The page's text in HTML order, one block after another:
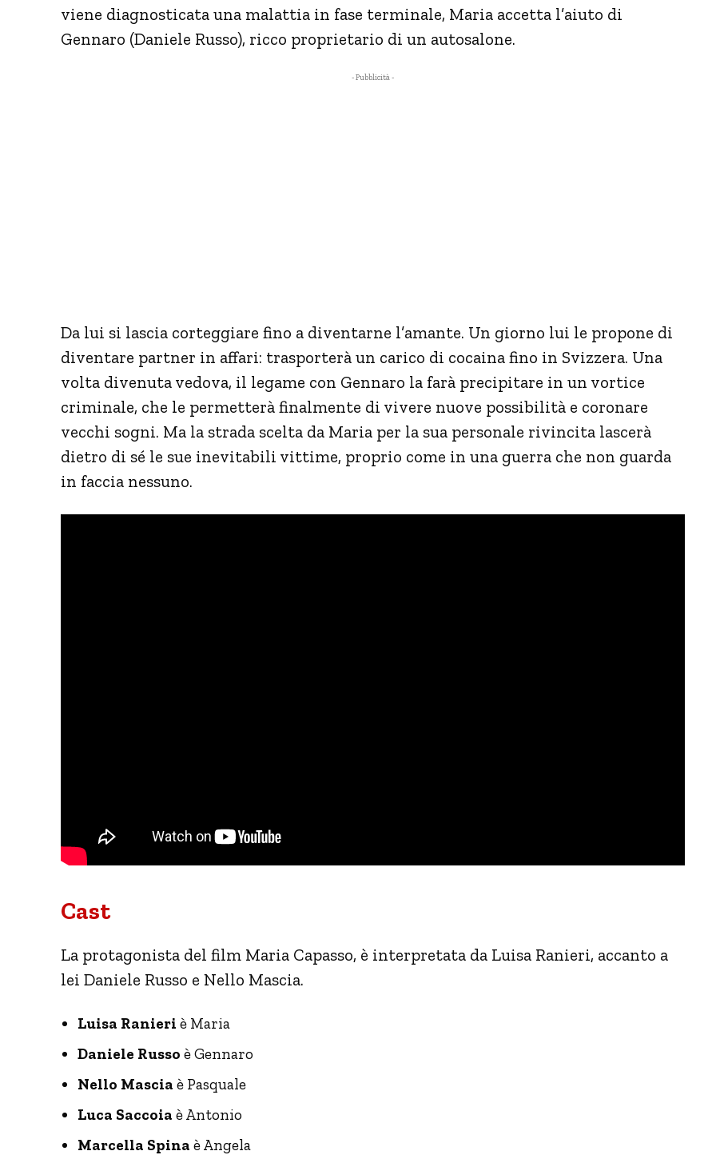
viene diagnosticata una malattia in fase terminale, Maria accetta l’aiuto di
Gennaro (Daniele Russo), ricco proprietario di un autosalone.
- Pubblicità -
Da lui si lascia corteggiare fino a diventarne l’amante. Un giorno lui le propone di
diventare partner in affari: trasporterà un carico di cocaina fino in Svizzera. Una
volta divenuta vedova, il legame con Gennaro la farà precipitare in un vortice
criminale, che le permetterà finalmente di vivere nuove possibilità e coronare
vecchi sogni. Ma la strada scelta da Maria per la sua personale rivincita lascerà
dietro di sé le sue inevitabili vittime, proprio come in una guerra che non guarda
in faccia nessuno.
Cast
La protagonista del film Maria Capasso, è interpretata da Luisa Ranieri, accanto a
lei Daniele Russo e Nello Mascia.
Luisa Ranieri è Maria
Daniele Russo è Gennaro
Nello Mascia è Pasquale
Luca Saccoia è Antonio
Marcella Spina è Angela